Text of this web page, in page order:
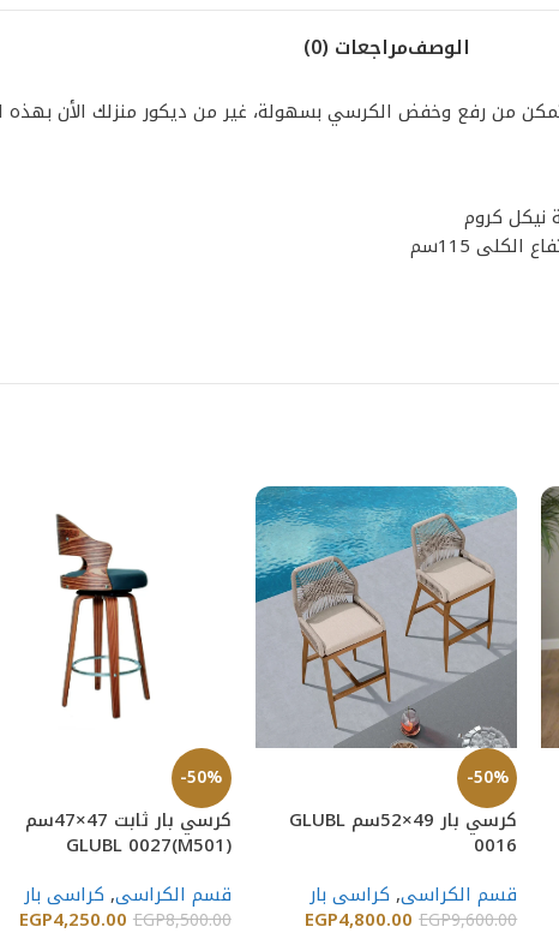
الوصفمراجعات (0)
من رفع وخفض الكرسي بسهولة، غير من ديكور منزلك الأن بهذه
نيكل كروم
-50%
كرسي بار 49×52سم GLUBL
0016
قسم الكراسى, كراسى بار
EGP9,600.00
EGP4,800.00
-50%
كرسي بار ثابت 47×47سم
GLUBL 0027(M501)
قسم الكراسى, كراسى بار
EGP8,500.00
EGP4,250.00